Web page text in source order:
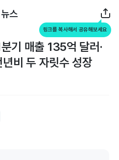
뉴스
링크를 복사해서 공유해보세요
기 매출 135억 달러·
비 두 자릿수 성장